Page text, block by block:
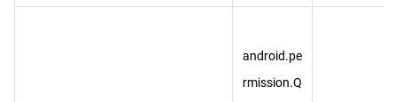
android.pe
rmission.Q